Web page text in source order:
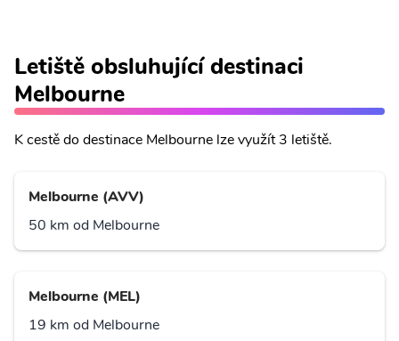
Letiště obsluhující destinaci
Melbourne
K cestě do destinace Melbourne lze využít 3 letiště.
Melbourne (AVV)
50 km od Melbourne
Melbourne (MEL)
19 km od Melbourne